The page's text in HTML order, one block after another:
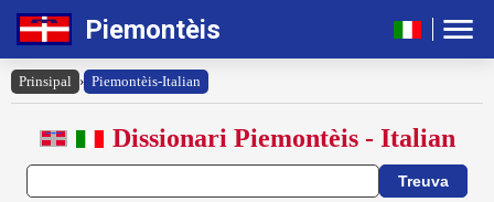
Piemontèis
Prinsipal › Piemontèis-Italian
Dissionari Piemontèis - Italian